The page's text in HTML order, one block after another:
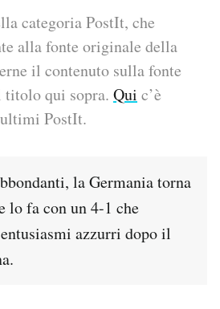
Media
Europa
categoria PostIt, che
alla fonte originale della
il contenuto sulla fonte
titolo qui sopra. Qui c’è
PostIt.
la Germania torna
lo fa con un 4-1 che
azzurri dopo il